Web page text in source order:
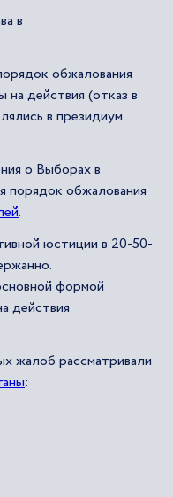
в
обжалования
на действия (отказ в
в президиум
о Выборах в
порядок обжалования
.
юстиции в 20-50-
формой
действия
жалоб рассматривали
: